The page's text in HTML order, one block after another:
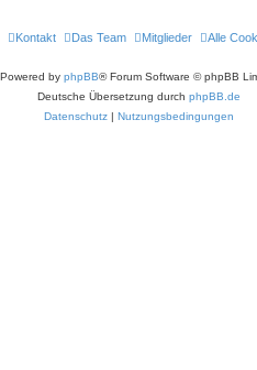
Alle
Mitglieder
Das Team
Kontakt
Powered by phpBB® Forum Software © phpBB
Deutsche Übersetzung durch phpBB.de
Datenschutz | Nutzungsbedingungen